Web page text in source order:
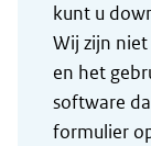
kunt u
Wij zijn
en het
software
formulier